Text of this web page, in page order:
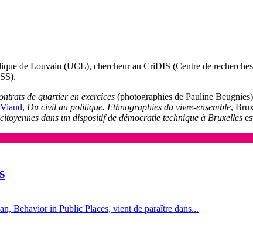
de Louvain (UCL), chercheur au CriDIS (Centre de
de quartier en exercices (photographies de Pauline
, Du civil au politique. Ethnographies du vivre-ensemble,
dans un dispositif de démocratie technique à Bruxelles
Behavior in Public Places, vient de paraître dans...